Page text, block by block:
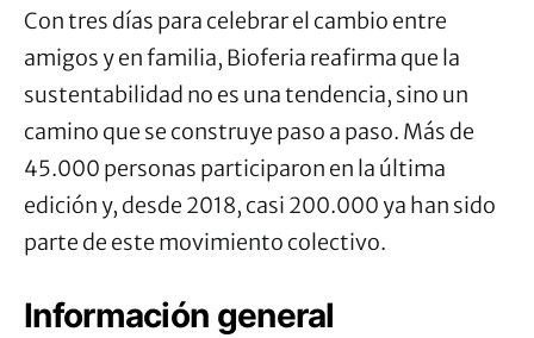
Con tres días para celebrar el cambio entre
amigos y en familia, Bioferia reafirma que la
sustentabilidad no es una tendencia, sino un
camino que se construye paso a paso. Más de
45.000 personas participaron en la última
edición y, desde 2018, casi 200.000 ya han sido
parte de este movimiento colectivo.
Información general